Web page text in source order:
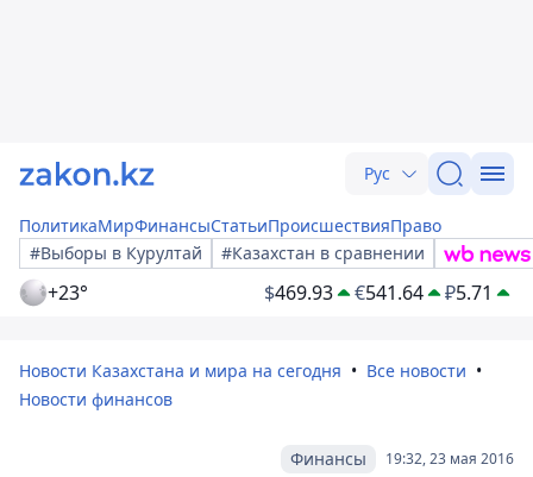
Рус
ПолитикаМирФинансыСтатьиПроисшествияПраво
#Выборы в Курултай
#Казахстан в сравнении
+23° $469.93 €541.64 ₽5.71
Новости Казахстана и мира на сегодня
Все новости
Новости финансов
19:32, 23 мая 2016
Финансы